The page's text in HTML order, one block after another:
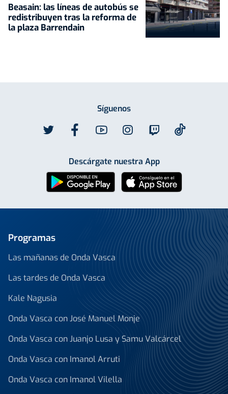
Beasain: las líneas de autobús se
redistribuyen tras la reforma de
la plaza Barrendain
Síguenos
Descárgate nuestra App
Programas
Las mañanas de Onda Vasca
Las tardes de Onda Vasca
Kale Nagusia
Onda Vasca con José Manuel Monje
Onda Vasca con Juanjo Lusa y Samu Valcárcel
Onda Vasca con Imanol Arruti
Onda Vasca con Imanol Vilella